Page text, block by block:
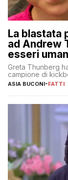
La blastata
ad Andrew
esseri
Greta Thunberg
campione di
ASIA BUCONI-FATTI